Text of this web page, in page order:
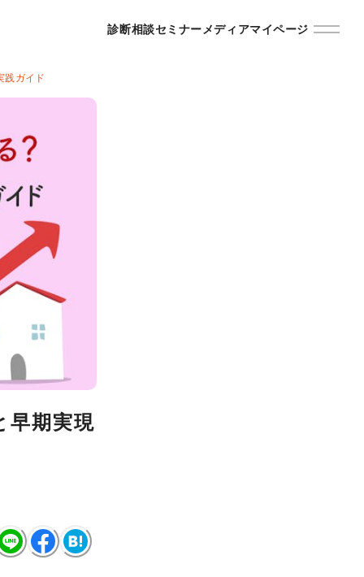
診断相談セミナーメディアマイページ
践ガイド
早期実現